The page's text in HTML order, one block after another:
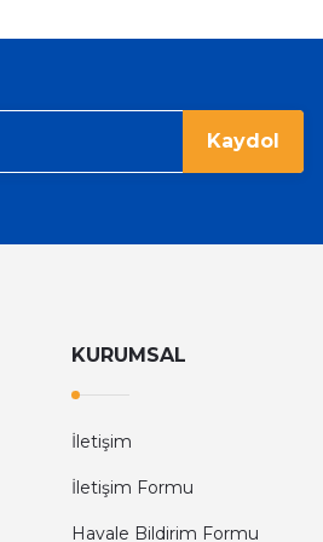
Kaydol
KURUMSAL
İletişim
İletişim Formu
Havale Bildirim Formu